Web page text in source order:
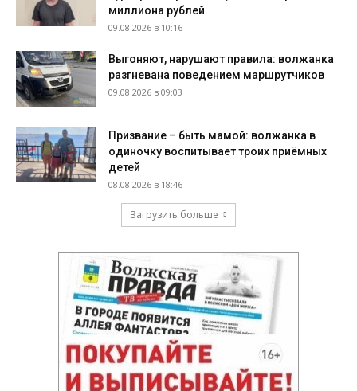
миллиона рублей
09.08.2026 в 10:16
Выгоняют, нарушают правила: волжанка
разгневана поведением маршрутчиков
09.08.2026 в 09:03
Призвание – быть мамой: волжанка в
одиночку воспитывает троих приёмных
детей
08.08.2026 в 18:46
Загрузить больше